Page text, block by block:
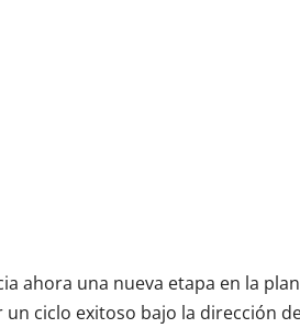
ahora una nueva etapa en la
ciclo exitoso bajo la dirección